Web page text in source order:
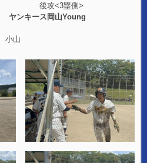
攻<3塁側>
ヤンキース岡山Young
小山